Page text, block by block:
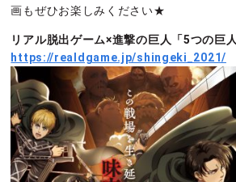
画もぜひお楽しみください★
リアル脱出ゲーム×進撃の巨人「5つの巨
https://realdgame.jp/shingeki_2021/